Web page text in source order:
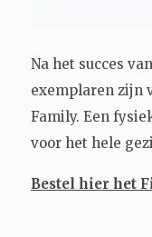
Na het succes
exemplaren zijn
Family. Een
voor het hele
Bestel hier het